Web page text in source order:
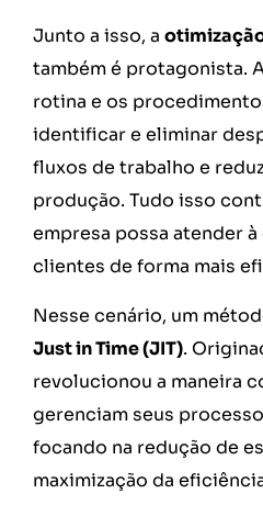
Junto a isso, a
também é protagonista.
rotina e os
identificar e eliminar
fluxos de trabalho e
produção. Tudo isso
empresa possa atender
clientes de forma mais
Nesse cenário, um
Just in Time (JIT).
revolucionou a maneira
gerenciam seus
focando na redução de
maximização da